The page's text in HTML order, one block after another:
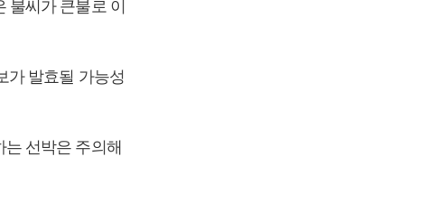
불씨가 큰불로 이
가 발효될 가능성
는 선박은 주의해